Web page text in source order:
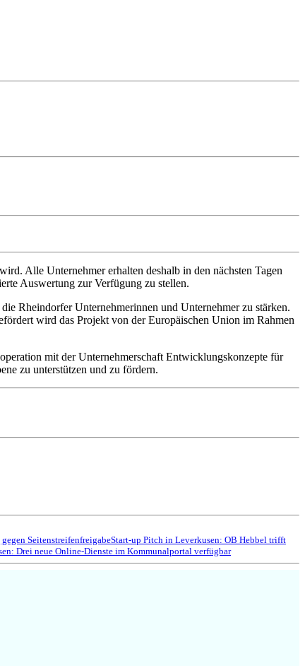
Alle Unternehmer erhalten deshalb in den nächsten Tagen
Auswertung zur Verfügung zu stellen.
Rheindorfer Unternehmerinnen und Unternehmer zu stärken.
wird das Projekt von der Europäischen Union im Rahmen
mit der Unternehmerschaft Entwicklungskonzepte für
zu unterstützen und zu fördern.
SeitenstreifenfreigabeStart-up Pitch in Leverkusen: OB Hebbel trifft
Drei neue Online-Dienste im Kommunalportal verfügbar